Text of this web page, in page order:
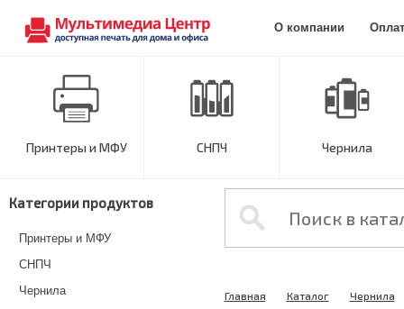
О компании
Принтеры и МФУ СНПЧ Чернила
Категории продуктов
Принтеры и МФУ
СНПЧ
Чернила
Главная Каталог Чернила